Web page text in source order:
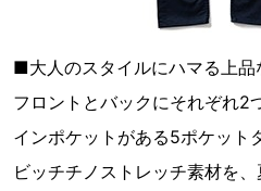
■大人のスタイルにハマる上品
フロントとバックにそれぞれ2
インポケットがある5ポケット
ビッチチノストレッチ素材を